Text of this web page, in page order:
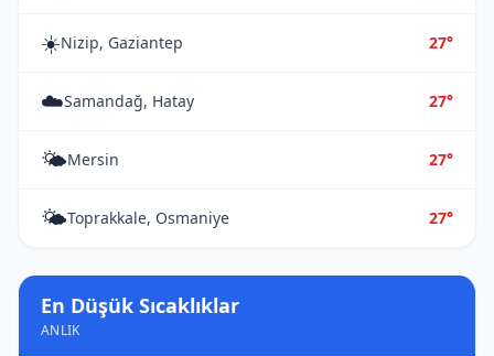
☀️Nizip, Gaziantep 27°
☁️Samandağ, Hatay 27°
🌤️Mersin 27°
🌤️Toprakkale, Osmaniye 27°
En Düşük Sıcaklıklar
ANLIK